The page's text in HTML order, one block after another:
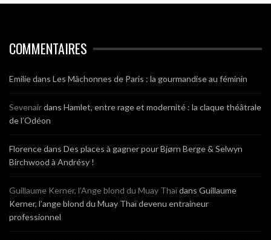
COMMENTAIRES
Emiliedans Les Mâchonnes de Paris : la gourmandise au féminin
Sevenairdans Hamlet, entre rage et modernité : la claque théâtrale
de l’Odéon
Florencedans Des places à gagner pour Bjørn Berge & Selwyn
Birchwood à Andrésy !
Guillaume Kerner, l’Ange blond du Muay Thaïdans Guillaume
Kerner, l’ange blond du Muay Thaï devenu entraineur
professionnel